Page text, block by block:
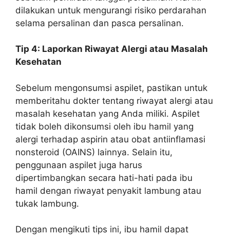
dilakukan untuk mengurangi risiko perdarahan
selama persalinan dan pasca persalinan.
Tip 4: Laporkan Riwayat Alergi atau Masalah
Kesehatan
Sebelum mengonsumsi aspilet, pastikan untuk
memberitahu dokter tentang riwayat alergi atau
masalah kesehatan yang Anda miliki. Aspilet
tidak boleh dikonsumsi oleh ibu hamil yang
alergi terhadap aspirin atau obat antiinflamasi
nonsteroid (OAINS) lainnya. Selain itu,
penggunaan aspilet juga harus
dipertimbangkan secara hati-hati pada ibu
hamil dengan riwayat penyakit lambung atau
tukak lambung.
Dengan mengikuti tips ini, ibu hamil dapat